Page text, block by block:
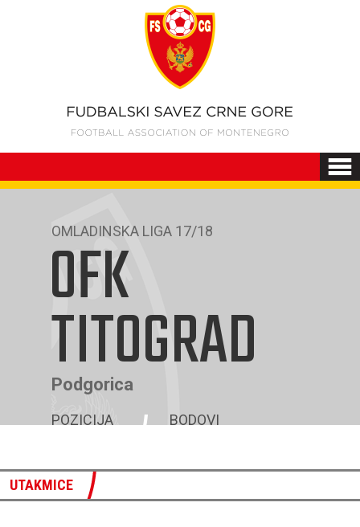
OMLADINSKA LIGA 17/18
OFK
TITOGRAD
Podgorica
POZICIJA BODOVI
UTAKMICE